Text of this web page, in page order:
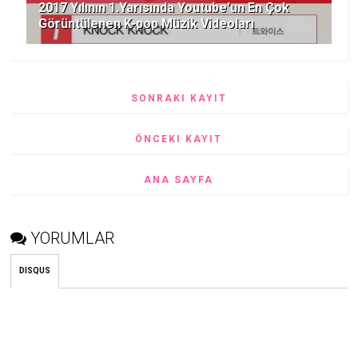
2017 Yılının 1.Yarısında Youtube'un En Çok
Görüntülenen K-pop Müzik Videoları
SONRAKI KAYIT
ÖNCEKI KAYIT
ANA SAYFA
YORUMLAR
DISQUS